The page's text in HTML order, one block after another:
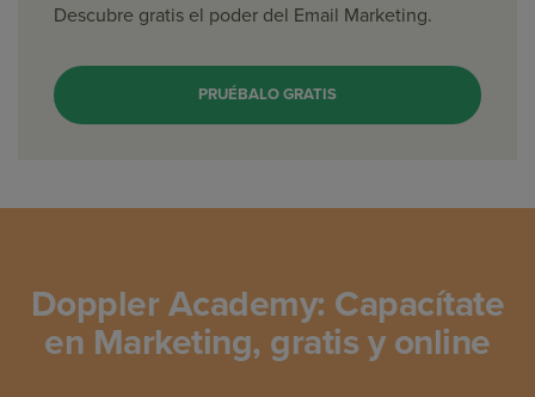
Descubre gratis el poder del Email Marketing.
PRUÉBALO GRATIS
Doppler Academy: Capacítate
en Marketing, gratis y online